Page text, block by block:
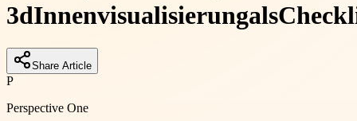
3dInnenvisualisierungals
Share Article
P
Perspective One